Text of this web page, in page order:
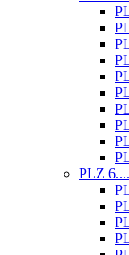
PLZ 6....